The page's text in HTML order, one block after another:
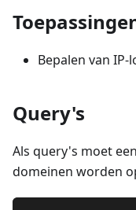
Bepalen van IP-
Query's
Als query's moet
domeinen worden